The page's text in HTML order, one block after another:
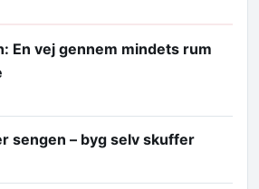
En vej gennem mindets rum
sengen – byg selv skuffer